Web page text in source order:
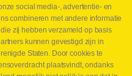
social media-, advertentie- en
combineren met andere informatie
zij hebben verzameld op basis
kunnen gevestigd zijn in
Staten. Door cookies te
plaatsvindt, ondanks